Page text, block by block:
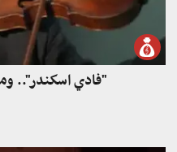
"فادي اسكندر"..